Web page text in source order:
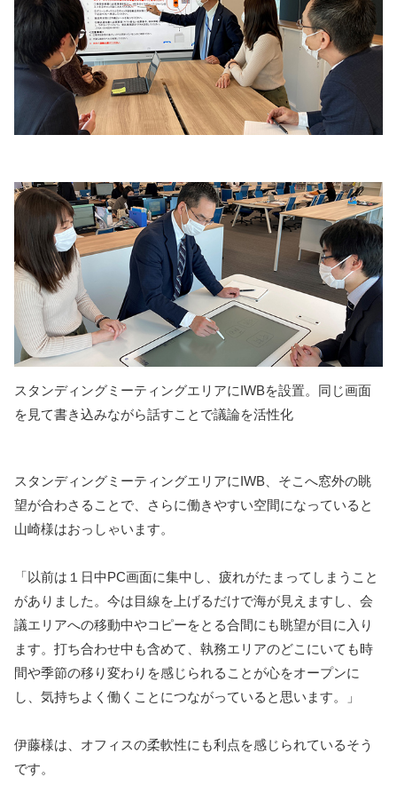
スタンディングミーティングエリアにIWBを設置。同じ画面
を見て書き込みながら話すことで議論を活性化
スタンディングミーティングエリアにIWB、そこへ窓外の眺
望が合わさることで、さらに働きやすい空間になっていると
山崎様はおっしゃいます。
「以前は１日中PC画面に集中し、疲れがたまってしまうこと
がありました。今は目線を上げるだけで海が見えますし、会
議エリアへの移動中やコピーをとる合間にも眺望が目に入り
ます。打ち合わせ中も含めて、執務エリアのどこにいても時
間や季節の移り変わりを感じられることが心をオープンに
し、気持ちよく働くことにつながっていると思います。」
伊藤様は、オフィスの柔軟性にも利点を感じられているそう
です。